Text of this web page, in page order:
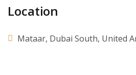
Location
Mataar, Dubai South, United